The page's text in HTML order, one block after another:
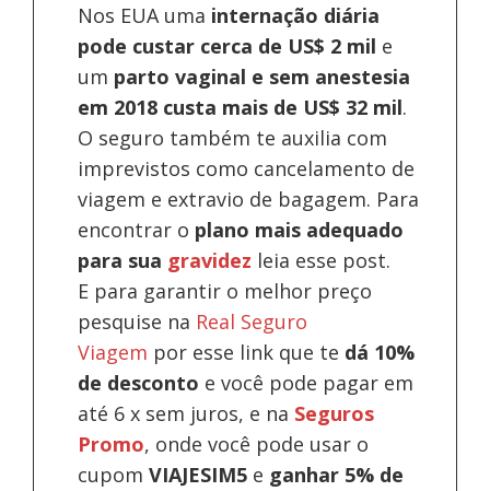
Nos EUA uma internação diária
pode custar cerca de US$ 2 mil e
um parto vaginal e sem anestesia
em 2018 custa mais de US$ 32 mil.
O seguro também te auxilia com
imprevistos como cancelamento de
viagem e extravio de bagagem. Para
encontrar o plano mais adequado
para sua gravidez leia esse post.
E para garantir o melhor preço
pesquise na Real Seguro
Viagem por esse link que te dá 10%
de desconto e você pode pagar em
até 6 x sem juros, e na Seguros
Promo, onde você pode usar o
cupomVIAJESIM5 e ganhar 5% de